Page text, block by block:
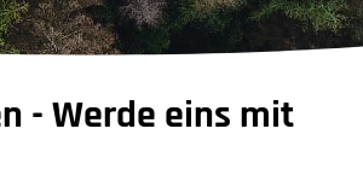
- Werde eins mit